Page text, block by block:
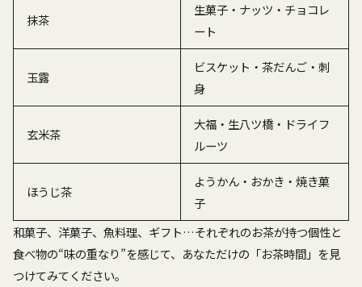
抹茶
生菓子・ナッツ・チョコレ
ート
玉露
ビスケット・茶だんご・刺
身
玄米茶
大福・生八ツ橋・ドライフ
ルーツ
ほうじ茶
ようかん・おかき・焼き菓
子
和菓子、洋菓子、魚料理、ギフト…それぞれのお茶が持つ個性と
食べ物の“味の重なり”を感じて、あなただけの「お茶時間」を見
つけてみてください。